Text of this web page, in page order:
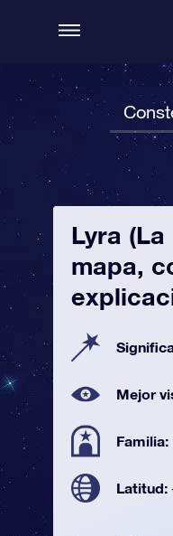
Lyra
mapa,
Mejor
Familia:
Latitud: